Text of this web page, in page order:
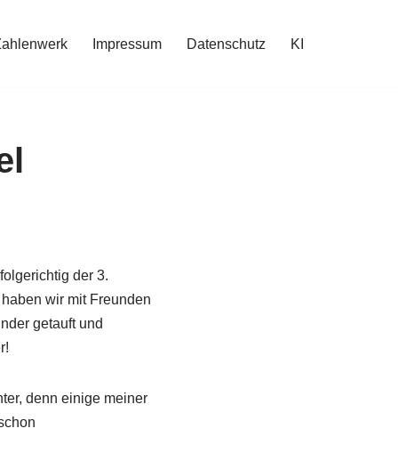
Impressum Datenschutz KI
der 3.
wir mit Freunden
getauft und
denn einige meiner